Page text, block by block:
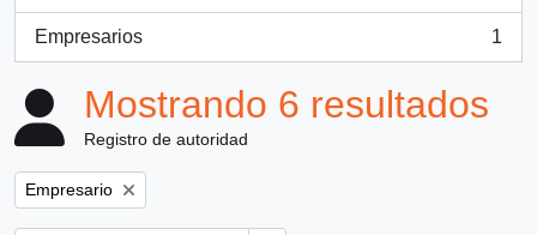
Empresarios
, 1 resultados
1
Mostrando 6 resultados
Registro de autoridad
Remove filter:
Empresario